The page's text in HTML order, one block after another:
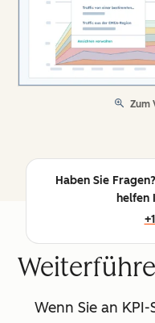
Zum
Haben Sie
helfen
Wenn Sie an